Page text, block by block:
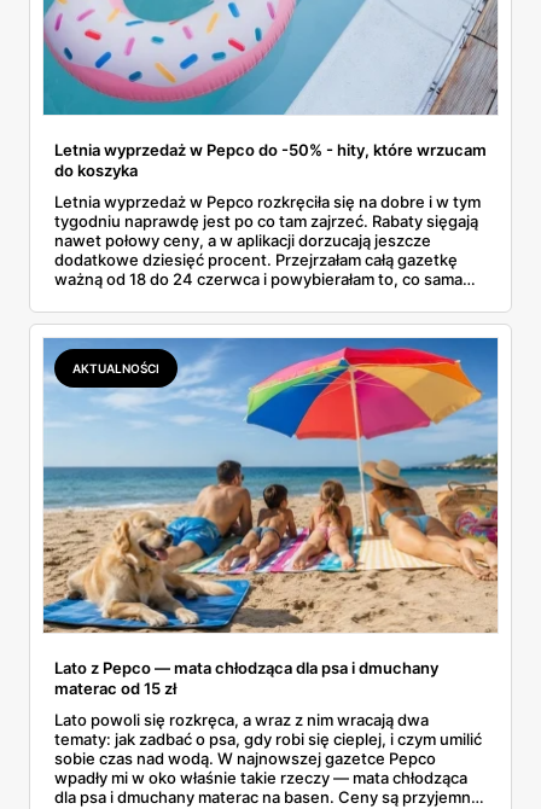
Letnia wyprzedaż w Pepco do -50% - hity, które wrzucam
do koszyka
Letnia wyprzedaż w Pepco rozkręciła się na dobre i w tym
tygodniu naprawdę jest po co tam zajrzeć. Rabaty sięgają
nawet połowy ceny, a w aplikacji dorzucają jeszcze
dodatkowe dziesięć procent. Przejrzałam całą gazetkę
ważną od 18 do 24 czerwca i powybierałam to, co sama
bawełniane ubranka dla dzieci, koszulki z bajkowymi
postaciami. Wszystko z jednej gazetki, bez biegania po
pół mieście.
AKTUALNOŚCI
Lato z Pepco — mata chłodząca dla psa i dmuchany
materac od 15 zł
Lato powoli się rozkręca, a wraz z nim wracają dwa
tematy: jak zadbać o psa, gdy robi się cieplej, i czym umilić
sobie czas nad wodą. W najnowszej gazetce Pepco
wpadły mi w oko właśnie takie rzeczy — mata chłodząca
dla psa i dmuchany materac na basen. Ceny są przyjemne: